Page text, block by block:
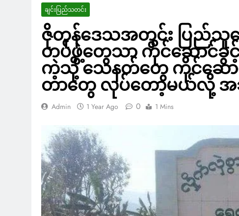
ချင်းပြည်သတင်း
ဇိုတုန်ဒေသအတွင်း ပြည်သူ
တပ်ဖွဲ့တွေသာ ကိုင်ဆောင်ခွင့်
ကဲ့သို့ သေနတ်တွေ ကိုင်ဆောင်
တာတွေ လုပ်တော့မယ်လို့ အ
Admin 1 Year Ago 0 1 Mins